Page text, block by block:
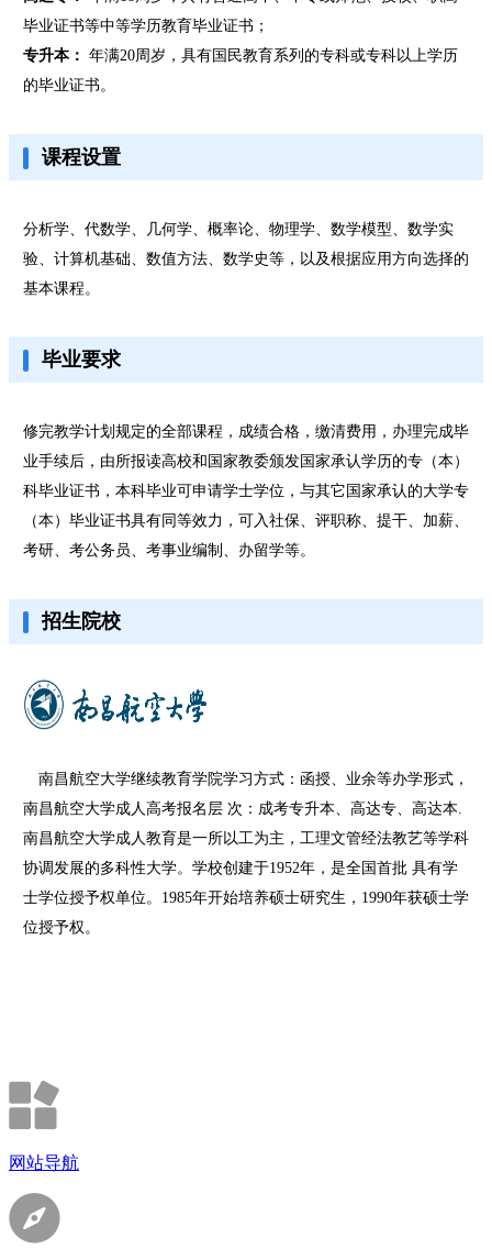
毕业证书等中等学历教育毕业证书；
专升本： 年满20周岁，具有国民教育系列的专科或专科以上学历
的毕业证书。
课程设置
分析学、代数学、几何学、概率论、物理学、数学模型、数学实
验、计算机基础、数值方法、数学史等，以及根据应用方向选择的
基本课程。
毕业要求
修完教学计划规定的全部课程，成绩合格，缴清费用，办理完成毕
业手续后，由所报读高校和国家教委颁发国家承认学历的专（本）
科毕业证书，本科毕业可申请学士学位，与其它国家承认的大学专
（本）毕业证书具有同等效力，可入社保、评职称、提干、加薪、
考研、考公务员、考事业编制、办留学等。
招生院校
南昌航空大学继续教育学院学习方式：函授、业余等办学形式，
南昌航空大学成人高考报名层 次：成考专升本、高达专、高达本.
南昌航空大学成人教育是一所以工为主，工理文管经法教艺等学科
协调发展的多科性大学。学校创建于1952年，是全国首批 具有学
士学位授予权单位。1985年开始培养硕士研究生，1990年获硕士学
位授予权。
网站导航